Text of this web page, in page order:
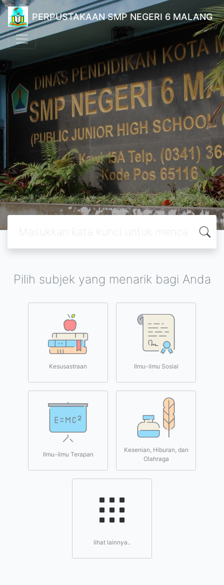
PERPUSTAKAAN SMP NEGERI 6 MALANG
Pilih subjek yang menarik bagi Anda
Kesusastraan Ilmu-ilmu Sosial
Ilmu-ilmu Terapan
Kesenian, Hiburan, dan
Olahraga
lihat lainnya..